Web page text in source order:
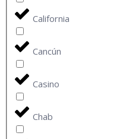
California
Cancún
Casino
Chab